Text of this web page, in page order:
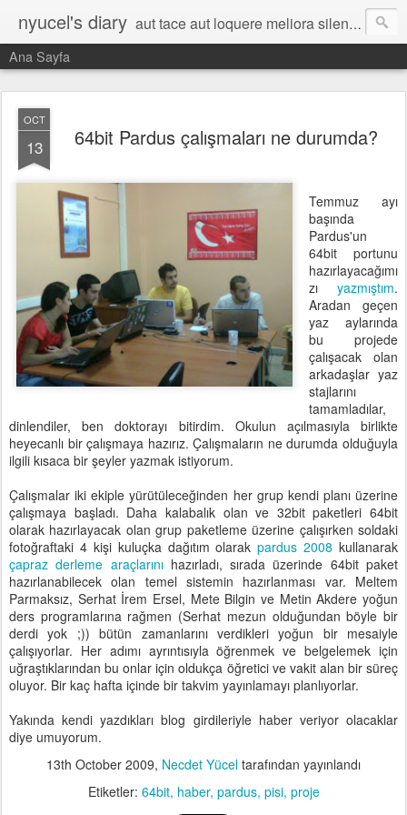
nyucel's diary aut tace aut loquere meliora silentio
Ana Sayfa
OCT
13 64bit Pardus çalışmaları ne durumda?
Temmuz ayı
başında
Pardus'un
64bit portunu
hazırlayacağımı
zı yazmıştım.
Aradan geçen
yaz aylarında
bu projede
çalışacak olan
arkadaşlar yaz
stajlarını
tamamladılar,
dinlendiler, ben doktorayı bitirdim. Okulun açılmasıyla birlikte
heyecanlı bir çalışmaya hazırız. Çalışmaların ne durumda olduğuyla
ilgili kısaca bir şeyler yazmak istiyorum.
Çalışmalar iki ekiple yürütüleceğinden her grup kendi planı üzerine
çalışmaya başladı. Daha kalabalık olan ve 32bit paketleri 64bit
olarak hazırlayacak olan grup paketleme üzerine çalışırken soldaki
fotoğraftaki 4 kişi kuluçka dağıtım olarakpardus 2008 kullanarak
çapraz derleme araçlarınıhazırladı, sırada üzerinde 64bit paket
hazırlanabilecek olan temel sistemin hazırlanması var. Meltem
Parmaksız, Serhat İrem Ersel, Mete Bilgin ve Metin Akdere yoğun
ders programlarına rağmen (Serhat mezun olduğundan böyle bir
derdi yok ;)) bütün zamanlarını verdikleri yoğun bir mesaiyle
çalışıyorlar. Her adımı ayrıntısıyla öğrenmek ve belgelemek için
uğraştıklarından bu onlar için oldukça öğretici ve vakit alan bir süreç
oluyor. Bir kaç hafta içinde bir takvim yayınlamayı planlıyorlar.
Yakında kendi yazdıkları blog girdileriyle haber veriyor olacaklar
diye umuyorum.
13th October 2009, Necdet Yücel tarafından yayınlandı
Etiketler: 64bit haber pardus pisi proje